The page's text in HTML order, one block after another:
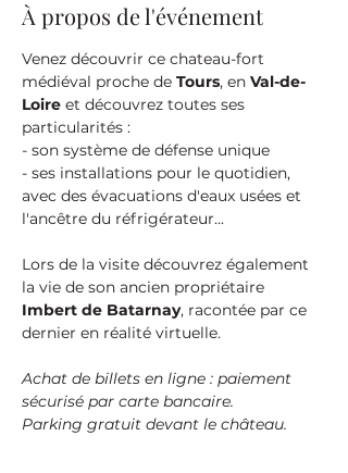
À propos de l'événement
Venez découvrir ce chateau-fort
médiéval proche de Tours, en Val-de-
Loire et découvrez toutes ses
particularités :
- son système de défense unique
- ses installations pour le quotidien,
avec des évacuations d'eaux usées et
l'ancêtre du réfrigérateur...
Lors de la visite découvrez également
la vie de son ancien propriétaire
Imbert de Batarnay, racontée par ce
dernier en réalité virtuelle.
Achat de billets en ligne : paiement
sécurisé par carte bancaire.
Parking gratuit devant le château.